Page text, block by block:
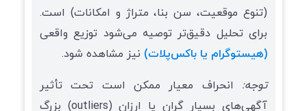
(تنوع موقعیت، سن بنا، متراژ و امکانات) است.
برای تحلیل دقیق‌تر توصیه می‌شود توزیع واقعی
(هیستوگرام یا باکس‌پلات) نیز مشاهده شود.
توجه: انحراف معیار ممکن است تحت تأثیر
آگهی‌های بسیار گران یا ارزان (outliers) بزرگ